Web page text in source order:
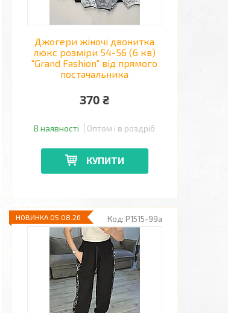
Джогери жіночі двонитка
люкс розміри 54-56 (6 кв)
"Grand Fashion" від прямого
постачальника
370 ₴
В наявності Оптом і в роздріб
КУПИТИ
P1515-99a
НОВИНКА 05.08.26